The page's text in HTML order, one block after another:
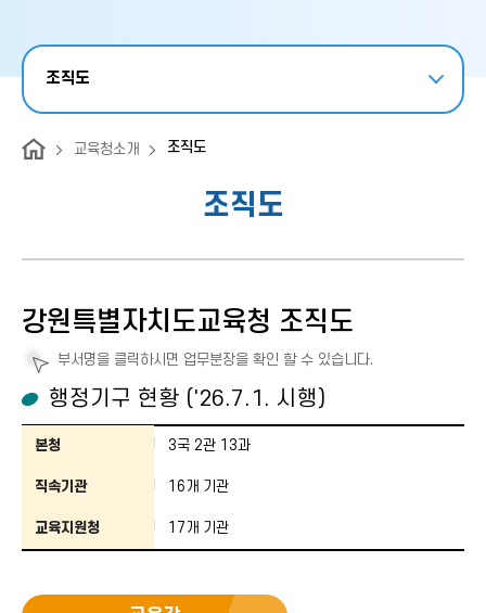
조직도
교육청소개 조직도
조직도
강원특별자치도교육청 조직도
부서명을 클릭하시면 업무분장을 확인 할 수 있습니다.
행정기구 현황 ('26.7.1. 시행)
행정기구 현황의 본청, 직속기관, 교육지원청을 안내합니다.
본청 3국 2관 13과
직속기관 16개 기관
교육지원청 17개 기관